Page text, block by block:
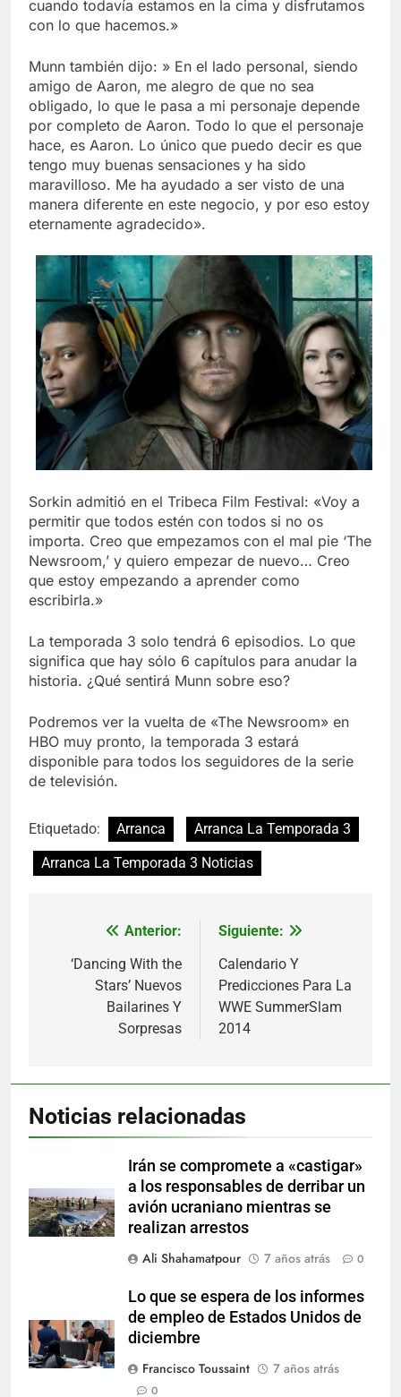
cuando todavía estamos en la cima y disfrutamos
con lo que hacemos.»
Munn también dijo: » En el lado personal, siendo
amigo de Aaron, me alegro de que no sea
obligado, lo que le pasa a mi personaje depende
por completo de Aaron. Todo lo que el personaje
hace, es Aaron. Lo único que puedo decir es que
tengo muy buenas sensaciones y ha sido
maravilloso. Me ha ayudado a ser visto de una
manera diferente en este negocio, y por eso estoy
eternamente agradecido».
Sorkin admitió en el Tribeca Film Festival: «Voy a
permitir que todos estén con todos si no os
importa. Creo que empezamos con el mal pie ‘The
Newsroom,’ y quiero empezar de nuevo… Creo
que estoy empezando a aprender como
escribirla.»
La temporada 3 solo tendrá 6 episodios. Lo que
significa que hay sólo 6 capítulos para anudar la
historia. ¿Qué sentirá Munn sobre eso?
Podremos ver la vuelta de «The Newsroom» en
HBO muy pronto, la temporada 3 estará
disponible para todos los seguidores de la serie
de televisión.
Etiquetado: Arranca
Arranca La Temporada 3
Arranca La Temporada 3 Noticias
Navegación
entradas
Anterior:
‘Dancing With the
Stars’ Nuevos
Bailarines Y
Sorpresas
Siguiente:
Calendario Y
Predicciones Para La
WWE SummerSlam
2014
Noticias relacionadas
Irán se compromete a «castigar»
a los responsables de derribar un
avión ucraniano mientras se
realizan arrestos
Ali Shahamatpour
7 años atrás 0
Lo que se espera de los informes
de empleo de Estados Unidos de
diciembre
Francisco Toussaint
7 años atrás
0